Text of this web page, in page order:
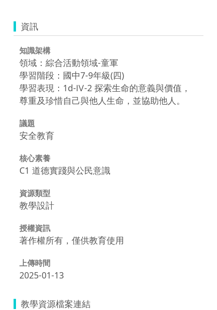
資訊
知識架構
領域：綜合活動領域-童軍
學習階段：國中7-9年級(四)
學習表現：1d-Ⅳ-2 探索生命的意義與價值，
尊重及珍惜自己與他人生命，並協助他人。
議題
安全教育
核心素養
C1 道德實踐與公民意識
資源類型
教學設計
授權資訊
著作權所有，僅供教育使用
上傳時間
2025-01-13
教學資源檔案連結